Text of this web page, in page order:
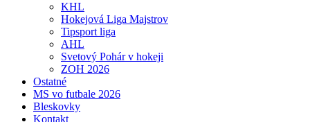
KHL
Hokejová Liga Majstrov
Tipsport liga
AHL
Svetový Pohár v hokeji
ZOH 2026
Ostatné
MS vo futbale 2026
Bleskovky
Kontakt